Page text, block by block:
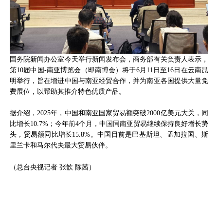
国务院新闻办公室今天举行新闻发布会，商务部有关负责人表示，
第10届中国-南亚博览会（即南博会）将于6月11日至16日在云南昆
明举行，旨在增进中国与南亚经贸合作，并为南亚各国提供大量免
费展位，以帮助其推介特色优质产品。
据介绍，2025年，中国和南亚国家贸易额突破2000亿美元大关，同
比增长10.7%；今年前4个月，中国同南亚贸易继续保持良好增长势
头，贸易额同比增长15.8%。中国目前是巴基斯坦、孟加拉国、斯
里兰卡和马尔代夫最大贸易伙伴。
（总台央视记者 张歆 陈茜）